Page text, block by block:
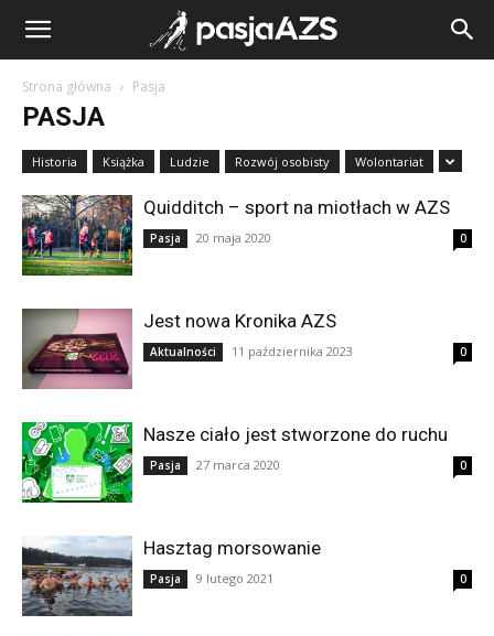
Strona główna Pasja
PASJA
Historia Książka Ludzie Rozwój osobisty Wolontariat
Quidditch – sport na miotłach w AZS
Pasja 20 maja 2020 0
Jest nowa Kronika AZS
Aktualności 11 października 2023 0
Nasze ciało jest stworzone do ruchu
Pasja 27 marca 2020 0
Hasztag morsowanie
Pasja 9 lutego 2021 0